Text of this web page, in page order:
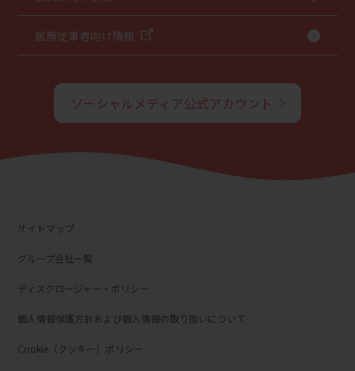
医療従事者向け情報
ソーシャルメディア公式アカウント
サイトマップ
グループ会社一覧
ディスクロージャー・ポリシー
個人情報保護方針および個人情報の取り扱いについて
Cookie（クッキー）ポリシー